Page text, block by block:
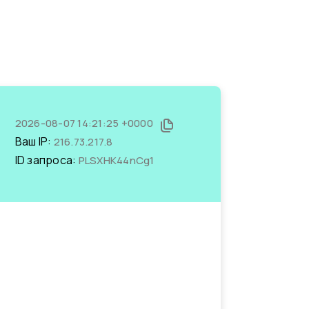
2026-08-07 14:21:25 +0000
Ваш IP: 216.73.217.8
ID запроса: PLSXHK44nCg1